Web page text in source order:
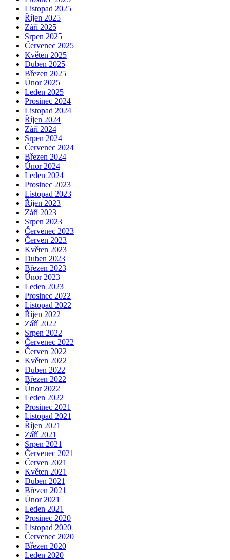
Listopad 2025
Říjen 2025
Září 2025
Srpen 2025
Červenec 2025
Květen 2025
Duben 2025
Březen 2025
Únor 2025
Leden 2025
Prosinec 2024
Listopad 2024
Říjen 2024
Září 2024
Srpen 2024
Červenec 2024
Březen 2024
Únor 2024
Leden 2024
Prosinec 2023
Listopad 2023
Říjen 2023
Září 2023
Srpen 2023
Červenec 2023
Červen 2023
Květen 2023
Duben 2023
Březen 2023
Únor 2023
Leden 2023
Prosinec 2022
Listopad 2022
Říjen 2022
Září 2022
Srpen 2022
Červenec 2022
Červen 2022
Květen 2022
Duben 2022
Březen 2022
Únor 2022
Leden 2022
Prosinec 2021
Listopad 2021
Říjen 2021
Září 2021
Srpen 2021
Červenec 2021
Červen 2021
Květen 2021
Duben 2021
Březen 2021
Únor 2021
Leden 2021
Prosinec 2020
Listopad 2020
Červenec 2020
Březen 2020
Leden 2020